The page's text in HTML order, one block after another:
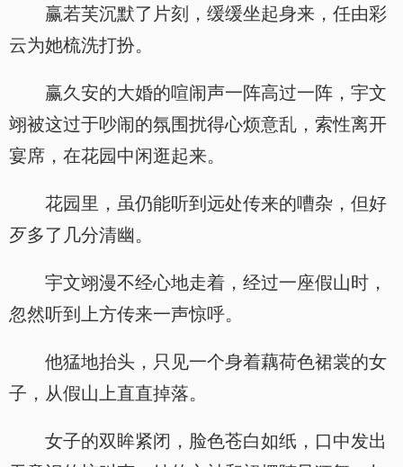
赢若芙沉默了片刻，缓缓坐起身来，任由彩
云为她梳洗打扮。
赢久安的大婚的喧闹声一阵高过一阵，宇文
翊被这过于吵闹的氛围扰得心烦意乱，索性离开
宴席，在花园中闲逛起来。
花园里，虽仍能听到远处传来的嘈杂，但好
歹多了几分清幽。
宇文翊漫不经心地走着，经过一座假山时，
忽然听到上方传来一声惊呼。
他猛地抬头，只见一个身着藕荷色裙裳的女
子，从假山上直直掉落。
女子的双眸紧闭，脸色苍白如纸，口中发出